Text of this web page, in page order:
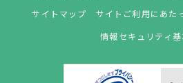
サイトマップ
サイトご利用にあた
情報セキュリティ